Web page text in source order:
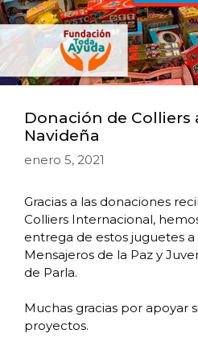
Donación de Colliers
Navideña
enero 5, 2021
Gracias a las donaciones
Colliers Internacional,
entrega de estos juguetes a
Mensajeros de la Paz y
de Parla.
Muchas gracias por apoyar
proyectos.